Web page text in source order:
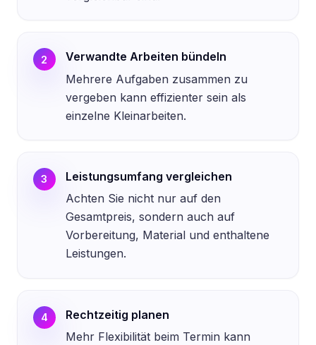
2
Verwandte Arbeiten bündeln
Mehrere Aufgaben zusammen zu
vergeben kann effizienter sein als
einzelne Kleinarbeiten.
3
Leistungsumfang vergleichen
Achten Sie nicht nur auf den
Gesamtpreis, sondern auch auf
Vorbereitung, Material und enthaltene
Leistungen.
4
Rechtzeitig planen
Mehr Flexibilität beim Termin kann